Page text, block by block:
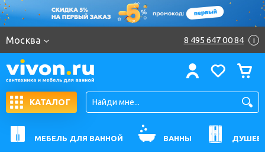
Москва 8 495 647 00 84 i
КАТАЛОГ
МЕБЕЛЬ ДЛЯ ВАННОЙ ВАННЫ